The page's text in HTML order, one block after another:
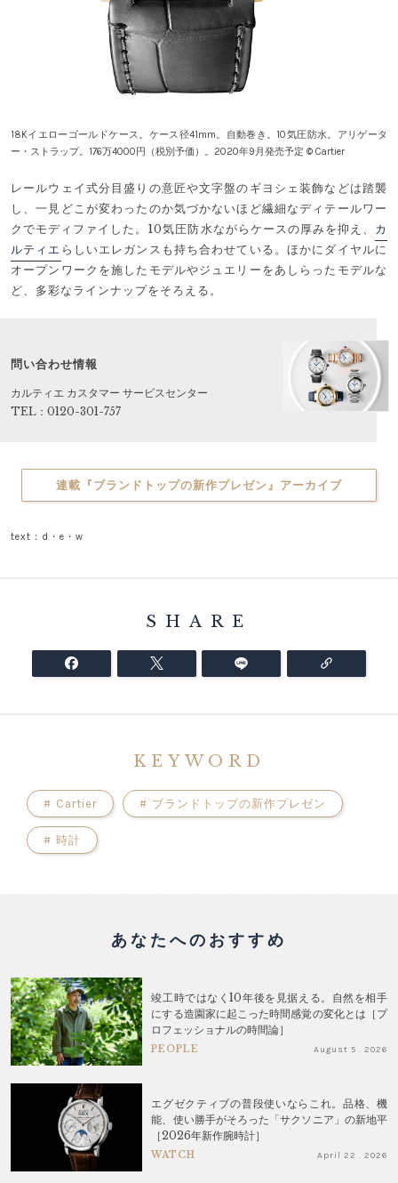
18Kイエローゴールドケース。ケース径41mm。自動巻き。10気圧防水。アリゲータ
ー・ストラップ。176万4000円（税別予価）。2020年9月発売予定 © Cartier
レールウェイ式分目盛りの意匠や文字盤のギヨシェ装飾などは踏襲
し、一見どこが変わったのか気づかないほど繊細なディテールワー
クでモディファイした。10気圧防水ながらケースの厚みを抑え、 カ
ルティエ らしいエレガンスも持ち合わせている。ほかにダイヤルに
オープンワークを施したモデルやジュエリーをあしらったモデルな
ど、多彩なラインナップをそろえる。
問い合わせ情報
カルティエ カスタマー サービスセンター
TEL：0120-301-757
連載『ブランドトップの新作プレゼン』アーカイブ
text：d・e・w
SHARE
KEYWORD
# Cartier # ブランドトップの新作プレゼン
# 時計
あなたへのおすすめ
竣工時ではなく10年後を見据える。自然を相手
にする造園家に起こった時間感覚の変化とは［プ
ロフェッショナルの時間論］
PEOPLE August 5 . 2026
エグゼクティブの普段使いならこれ。品格、機
能、使い勝手がそろった「サクソニア」の新地平
［2026年新作腕時計］
WATCH April 22 . 2026